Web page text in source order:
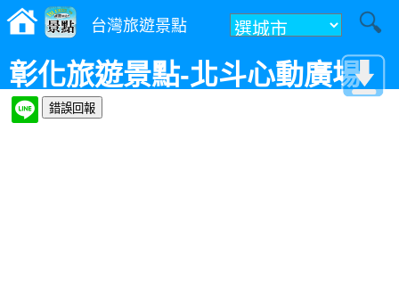
台灣旅遊景點
彰化旅遊景點-北斗心動廣場